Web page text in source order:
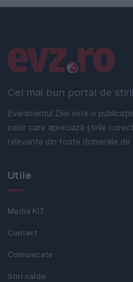
Cel mai bun portal de stiri!
Evenimentul Zilei este o
celor care apreciază știrile
relevante din toate domeniile
Linkuri utile
Utile
Media KIT
Contact
Comunicate
Stiri calde